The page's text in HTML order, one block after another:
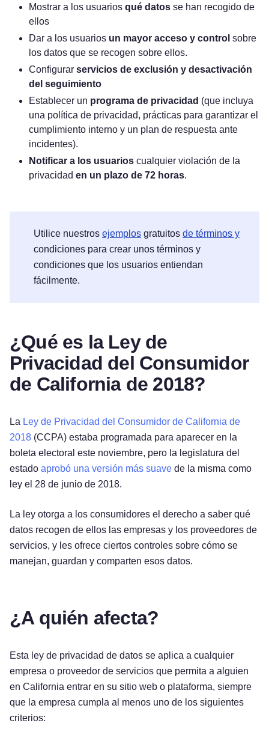
Mostrar a los usuarios qué datos se han recogido de
ellos
Dar a los usuarios un mayor acceso y control sobre
los datos que se recogen sobre ellos.
Configurar servicios de exclusión y desactivación
del seguimiento
Establecer un programa de privacidad (que incluya
una política de privacidad, prácticas para garantizar el
cumplimiento interno y un plan de respuesta ante
incidentes).
Notificar a los usuarios cualquier violación de la
privacidad en un plazo de 72 horas.
Utilice nuestros ejemplos gratuitos de términos y
condiciones para crear unos términos y
condiciones que los usuarios entiendan
fácilmente.
¿Qué es la Ley de
Privacidad del Consumidor
de California de 2018?
La Ley de Privacidad del Consumidor de California de
2018 (CCPA) estaba programada para aparecer en la
boleta electoral este noviembre, pero la legislatura del
estado aprobó una versión más suave de la misma como
ley el 28 de junio de 2018.
La ley otorga a los consumidores el derecho a saber qué
datos recogen de ellos las empresas y los proveedores de
servicios, y les ofrece ciertos controles sobre cómo se
manejan, guardan y comparten esos datos.
¿A quién afecta?
Esta ley de privacidad de datos se aplica a cualquier
empresa o proveedor de servicios que permita a alguien
en California entrar en su sitio web o plataforma, siempre
que la empresa cumpla al menos uno de los siguientes
criterios: